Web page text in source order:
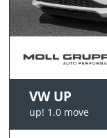
VW UP
up! 1.0 move